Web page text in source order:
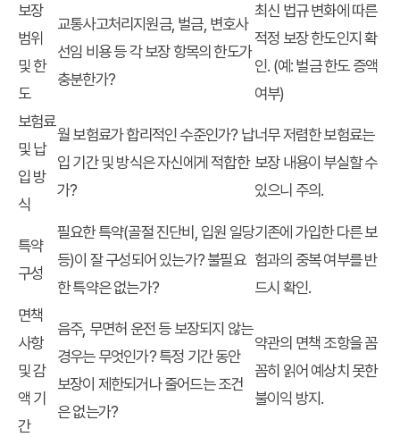
보장
범위
및 한
도
교통사고처리지원금, 벌금, 변호사
선임 비용 등 각 보장 항목의 한도가
충분한가?
최신 법규 변화에 따른
적정 보장 한도인지 확
인. (예: 벌금 한도 증액
여부)
보험료
및 납
입 방
식
월 보험료가 합리적인 수준인가? 납
입 기간 및 방식은 자신에게 적합한
가?
너무 저렴한 보험료는
보장 내용이 부실할 수
있으니 주의.
특약
구성
필요한 특약(골절 진단비, 입원 일당
등)이 잘 구성되어 있는가? 불필요
한 특약은 없는가?
기존에 가입한 다른 보
험과의 중복 여부를 반
드시 확인.
면책
사항
및 감
액 기
간
음주, 무면허 운전 등 보장되지 않는
경우는 무엇인가? 특정 기간 동안
보장이 제한되거나 줄어드는 조건
은 없는가?
약관의 면책 조항을 꼼
꼼히 읽어 예상치 못한
불이익 방지.